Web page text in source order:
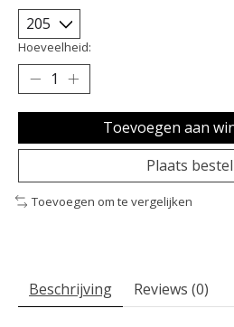
Hoeveelheid:
Toevoegen aan
Plaats
Toevoegen om te vergelijken
Beschrijving Reviews (0)